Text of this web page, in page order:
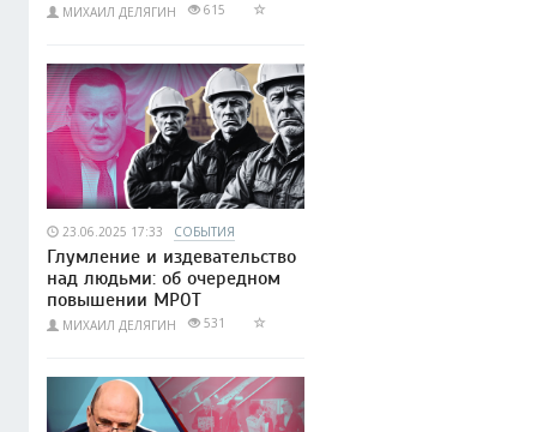
МИХАИЛ ДЕЛЯГИН 615
23.06.2025 17:33 СОБЫТИЯ
Глумление и издевательство
над людьми: об очередном
повышении МРОТ
МИХАИЛ ДЕЛЯГИН 531